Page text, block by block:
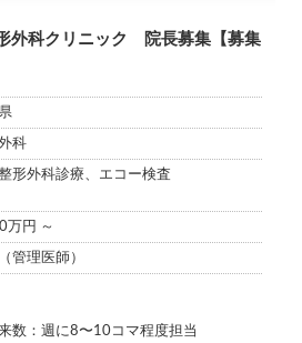
外科クリニック 院長募集【募集
科
形外科診療、エコー検査
万円 ～
管理医師）
来数：週に8〜10コマ程度担当